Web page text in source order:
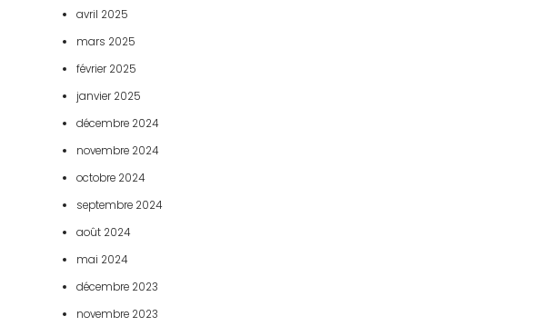
avril 2025
mars 2025
février 2025
janvier 2025
décembre 2024
novembre 2024
octobre 2024
septembre 2024
août 2024
mai 2024
décembre 2023
novembre 2023